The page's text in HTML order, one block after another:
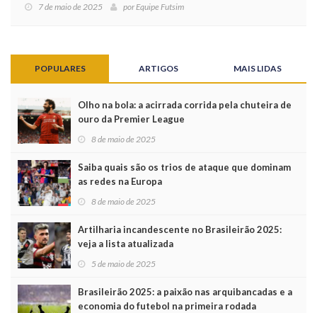
7 de maio de 2025 por Equipe Futsim
POPULARES ARTIGOS MAIS LIDAS
Olho na bola: a acirrada corrida pela chuteira de
ouro da Premier League
8 de maio de 2025
Saiba quais são os trios de ataque que dominam
as redes na Europa
8 de maio de 2025
Artilharia incandescente no Brasileirão 2025:
veja a lista atualizada
5 de maio de 2025
Brasileirão 2025: a paixão nas arquibancadas e a
economia do futebol na primeira rodada